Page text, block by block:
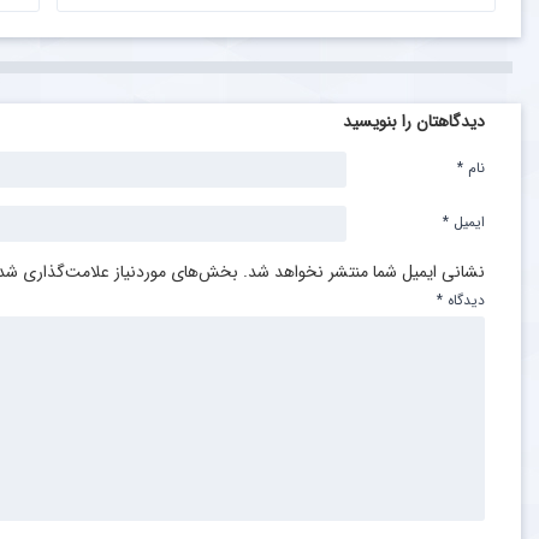
دیدگاهتان را بنویسید
نشانی ایمیل شما منتشر نخواهد شد. بخش‌های موردنیاز علامت‌گذاری
دیدگاه *
نام *
ایمیل *